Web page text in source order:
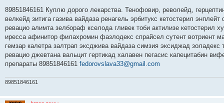
о
щ
е
и
е
89851846161 Куплю дорого лекарства. Тенофовир, револейд,
велкейд зитига газива вайдаза ренагель эрбитукс кетостерил
ревацио алимта зелбораф кселода гливек тоби актилизе кетостерил
иресса афинитор филахромин фазлодекс спрайсел сутент вотриент
гемзар калетра залтрап эксджива вайдаза симзия эксиджад
ревацио джевтана вальцит гертикад халавен пегасис капецитабин
препараты 89851846161 fedorovslava33@gmail.com
89851846161